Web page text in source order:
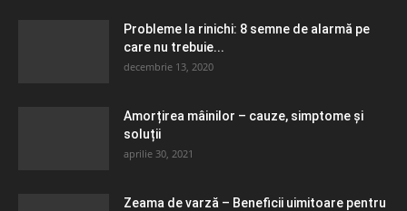
Probleme la rinichi: 8 semne de alarmă pe
care nu trebuie...
decembrie 13, 2020
Amorțirea mâinilor – cauze, simptome și
soluții
aprilie 30, 2021
Zeama de varză – Beneficii uimitoare pentru